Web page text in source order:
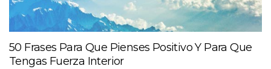
50 Frases Para Que Pienses Positivo Y Para Que
Tengas Fuerza Interior